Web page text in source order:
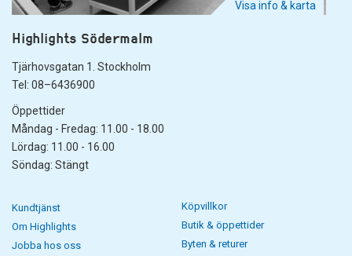
Visa info & karta
Highlights Södermalm
Tjärhovsgatan 1. Stockholm
Tel: 08–6436900
Öppettider
Måndag - Fredag: 11.00 - 18.00
Lördag: 11.00 - 16.00
Söndag: Stängt
Kundtjänst
Om Highlights
Jobba hos oss
Köpvillkor
Butik & öppettider
Byten & returer